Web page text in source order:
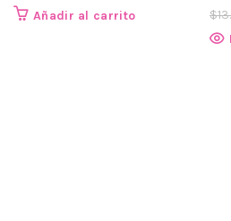
Añadir al carrito $